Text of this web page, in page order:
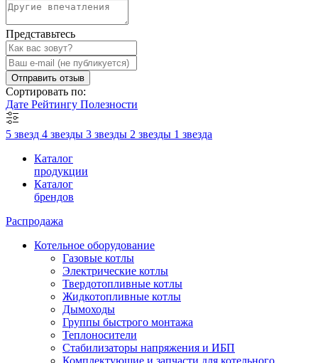
Представьтесь
Отправить отзыв
Сортировать по:
Дате Рейтингу Полезности
5 звезд 4 звезды 3 звезды 2 звезды 1 звезда
Каталог
продукции
Каталог
брендов
Распродажа
Котельное оборудование
Газовые котлы
Электрические котлы
Твердотопливные котлы
Жидкотопливные котлы
Дымоходы
Группы быстрого монтажа
Теплоносители
Стабилизаторы напряжения и ИБП
Комплектующие и запчасти для котельного